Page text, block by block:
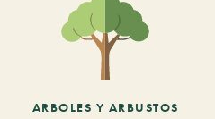
ARBOLES Y ARBUSTOS